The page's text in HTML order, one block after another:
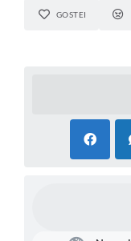
GOSTEI